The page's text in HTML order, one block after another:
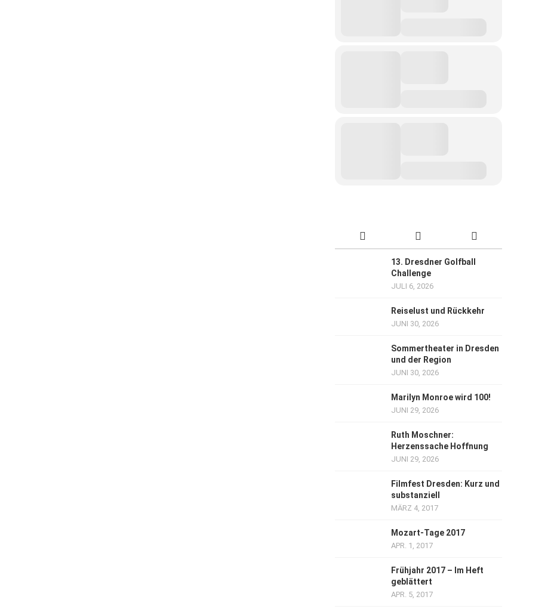
13. Dresdner Golfball
Challenge
JULI 6, 2026
Reiselust und Rückkehr
JUNI 30, 2026
Sommertheater in Dresden
und der Region
JUNI 30, 2026
Marilyn Monroe wird 100!
JUNI 29, 2026
Ruth Moschner:
Herzenssache Hoffnung
JUNI 29, 2026
Filmfest Dresden: Kurz und
substanziell
MÄRZ 4, 2017
Mozart-Tage 2017
APR. 1, 2017
Frühjahr 2017 – Im Heft
geblättert
APR. 5, 2017